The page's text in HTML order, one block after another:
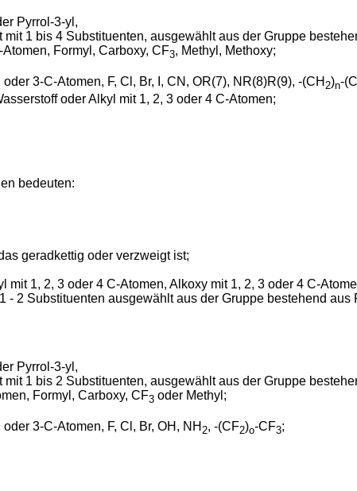
Pyrrol-3-yl,
bis 4 Substituenten, ausgewählt aus der Gruppe
Formyl, Carboxy, CF3, Methyl, Methoxy;
3-C-Atomen, F, Cl, Br, I, CN, OR(7), NR(8)R(9), -(CH 2)n-
oder Alkyl mit 1, 2, 3 oder 4 C-Atomen;
bedeuten:
geradkettig oder verzweigt ist;
mit 1, 2, 3 oder 4 C-Atomen, Alkoxy mit 1, 2, 3 oder 4 C-
ausgewählt aus der Gruppe bestehend aus
Pyrrol-3-yl,
bis 2 Substituenten, ausgewählt aus der Gruppe
Formyl, Carboxy, CF3 oder Methyl;
3-C-Atomen, F, Cl, Br, OH, NH 2, -(CF2)o-CF3;